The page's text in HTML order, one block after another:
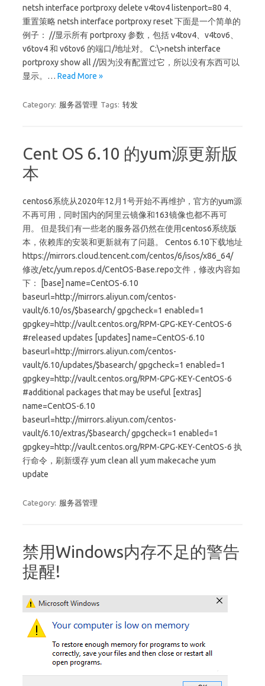
netsh interface portproxy delete v4tov4 listenport=80 4、
重置策略 netsh interface portproxy reset 下面是一个简单的
例子： //显示所有 portproxy 参数，包括 v4tov4、v4tov6、
v6tov4 和 v6tov6 的端口/地址对。 C:\>netsh interface
portproxy show all //因为没有配置过它，所以没有东西可以
显示。… Read More »
Category: 服务器管理 Tags: 转发
Cent OS 6.10 的yum源更新版
本
centos6系统从2020年12月1号开始不再维护，官方的yum源
不再可用，同时国内的阿里云镜像和163镜像也都不再可
用。 但是我们有一些老的服务器仍然在使用centos6系统版
本，依赖库的安装和更新就有了问题。 Centos 6.10下载地址
https://mirrors.cloud.tencent.com/centos/6/isos/x86_64/
修改/etc/yum.repos.d/CentOS-Base.repo文件，修改内容如
下： [base] name=CentOS-6.10
baseurl=http://mirrors.aliyun.com/centos-
vault/6.10/os/$basearch/ gpgcheck=1 enabled=1
gpgkey=http://vault.centos.org/RPM-GPG-KEY-CentOS-6
#released updates [updates] name=CentOS-6.10
baseurl=http://mirrors.aliyun.com/centos-
vault/6.10/updates/$basearch/ gpgcheck=1 enabled=1
gpgkey=http://vault.centos.org/RPM-GPG-KEY-CentOS-6
#additional packages that may be useful [extras]
name=CentOS-6.10
baseurl=http://mirrors.aliyun.com/centos-
vault/6.10/extras/$basearch/ gpgcheck=1 enabled=1
gpgkey=http://vault.centos.org/RPM-GPG-KEY-CentOS-6 执
行命令，刷新缓存 yum clean all yum makecache yum
update
Category: 服务器管理
禁用Windows内存不足的警告
提醒!